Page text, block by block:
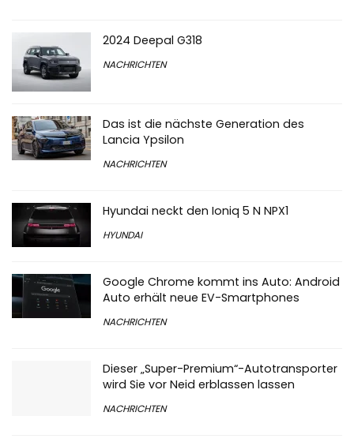
2024 Deepal G318
NACHRICHTEN
Das ist die nächste Generation des
Lancia Ypsilon
NACHRICHTEN
Hyundai neckt den Ioniq 5 N NPX1
HYUNDAI
Google Chrome kommt ins Auto: Android
Auto erhält neue EV-Smartphones
NACHRICHTEN
Dieser „Super-Premium“-Autotransporter
wird Sie vor Neid erblassen lassen
NACHRICHTEN